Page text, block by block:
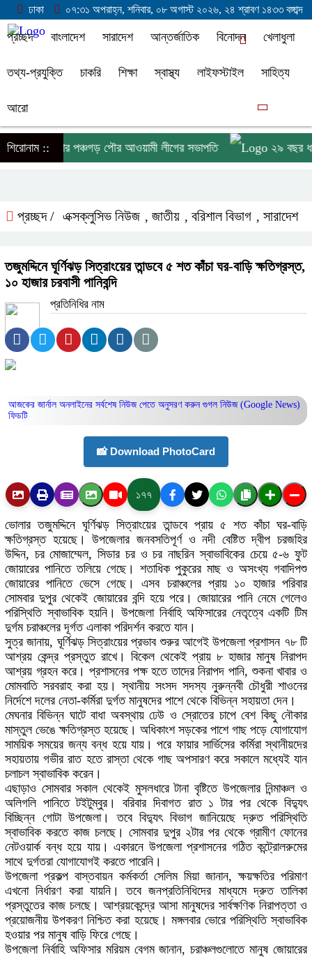
ঢাকা ০৭:৩১ অপরাহ্ন, শনিবার, ০৮ অগাস্ট ২০২৬, ২৪ শ্রাবণ ১৪৩৩ বঙ্গাব্দ
প্রচ্ছদ বাংলাদেশ সারাদেশ আন্তর্জাতিক বিনোদন খেলাধুলা
তথ্য-প্রযুক্তি চাকরি শিক্ষা স্বাস্থ্য লাইফস্টাইল সাহিত্য
আরো
শিরোনাম ::
গ্রেপ্তার পঞ্চগড় পৌর আওয়ামী লীগের সভাপতি ২৯ বছর ধরে
প্রচ্ছদ / এক্সক্লুসিভ নিউজ , জাতীয় , বরিশাল বিভাগ , সারাদেশ
তজুমদ্দিনে ঘূর্ণিঝড় সিত্রাংয়ের তান্ডবে ৫ শত কাঁচা ঘর-বাড়ি ক্ষতিগ্রস্ত,
১০ হাজার চরবাসী পানিবন্দি
প্রতিনিধির নাম
আজকের জার্নাল অনলাইনের সর্বশেষ নিউজ পেতে অনুসরণ করুন গুগল নিউজ (Google News)
ফিডটি
📸 Download PhotoCard
১৭৭
ভোলার তজুমদ্দিনে ঘূর্ণিঝড় সিত্রাংয়ের তান্ডবে প্রায় ৫ শত কাঁচা ঘর-বাড়ি
ক্ষতিগ্রস্ত হয়েছে। উপজেলার জনবসতিপূর্ণ ও নদী বেষ্টিত দ্বীপ চরজহির
উদ্দিন, চর মোজাম্মেল, সিডার চর ও চর নাছরিন স্বাভাবিকের চেয়ে ৫-৬ ফুট
জোয়ারের পানিতে তলিয়ে গেছে। শতাধিক পুকুরের মাছ ও অসংখ্য গবাদিপশু
জোয়ারের পানিতে ভেসে গেছে। এসব চরাঞ্চলের প্রায় ১০ হাজার পরিবার
সোমবার দুপুর থেকেই জোয়ারের বন্দি হয়ে পরে। জোয়ারের পানি নেমে গেলেও
পরিস্থিতি স্বাভাবিক হয়নি। উপজেলা নির্বাহি অফিসারের নেতৃত্বে একটি টিম
দুর্গম চরাঞ্চলের দূর্গত এলাকা পরিদর্শন করতে যান।
সুত্র জানায়, ঘূর্ণিঝড় সিত্রাংয়ের প্রভাব শুরুর আগেই উপজেলা প্রশাসন ৭৮ টি
আশ্রয় কেন্দ্র প্রস্তুত রাখে। বিকেল থেকেই প্রায় ৮ হাজার মানুষ নিরাপদ
আশ্রয় গ্রহন করে। প্রশাসনের পক্ষ হতে তাদের নিরাপদ পানি, শুকনা খাবার ও
মোমবাতি সরবরাহ করা হয়। স্থানীয় সংসদ সদস্য নুরুন্নবী চৌধুরী শাওনের
নির্দেশে দলের নেতা-কর্মিরা দুর্গত মানুষদের পাশে থেকে বিভিন্ন সহায়তা দেন।
মেঘনার বিভিন্ন ঘাটে বাধা অবস্থায় ঢেউ ও স্রোতের চাপে বেশ কিছু নৌকার
মাস্তুল ভেঙে ক্ষতিগ্রস্ত হয়েছে। অধিকাংশ সড়কের পাশে গাছ পড়ে যোগাযোগ
সাময়িক সময়ের জন্য বন্ধ হয়ে যায়। পরে ফায়ার সার্ভিসের কর্মিরা স্থানীয়দের
সহায়তায় গভীর রাত হতে রাস্তা থেকে গাছ অপসারণ করে সকালে মধ্যেই যান
চলাচল স্বাভাবিক করেন।
এছাড়াও সোমবার সকাল থেকেই মুসলধারে টানা বৃষ্টিতে উপজেলার নিন্মাঞ্চল ও
অলিগলি পানিতে টইটুম্বুর। বরিবার দিবাগত রাত ১ টার পর থেকে বিদ্যুৎ
বিচ্ছিন্ন গোটা উপজেলা। তবে বিদ্যুৎ বিভাগ জানিয়েছে দ্রুত পরিস্থিতি
স্বাভাবিক করতে কাজ চলছে। সোমবার দুপুর ২টার পর থেকে গ্রামীণ ফোনের
নেটওয়ার্ক বন্ধ হয়ে যায়। একারনে উপজেলা প্রশাসনের গঠিত কন্ট্রোলরুমের
সাথে দুর্গতরা যোগাযোগই করতে পারেনি।
উপজেলা প্রকল্প বাস্তবায়ন কর্মকর্তা সেলিম মিয়া জানান, ক্ষয়ক্ষতির পরিমাণ
এখনো নির্ধারণ করা যায়নি। তবে জনপ্রতিনিধিদের মাধ্যমে দ্রুত তালিকা
প্রস্তুতের কাজ চলছে। আশ্রয়কেন্দ্রে আসা মানুষদের সার্বক্ষণিক নিরাপত্তা ও
প্রয়োজনীয় উপকরণ নিশ্চিত করা হয়েছে। মঙ্গলবার ভোরে পরিস্থিতি স্বাভাবিক
হওয়ার পর মানুষ বাড়ি ফিরে গেছে।
উপজেলা নির্বাহি অফিসার মরিয়ম বেগম জানান, চরাঞ্চলগুলোতে মানুষ জোয়ারের